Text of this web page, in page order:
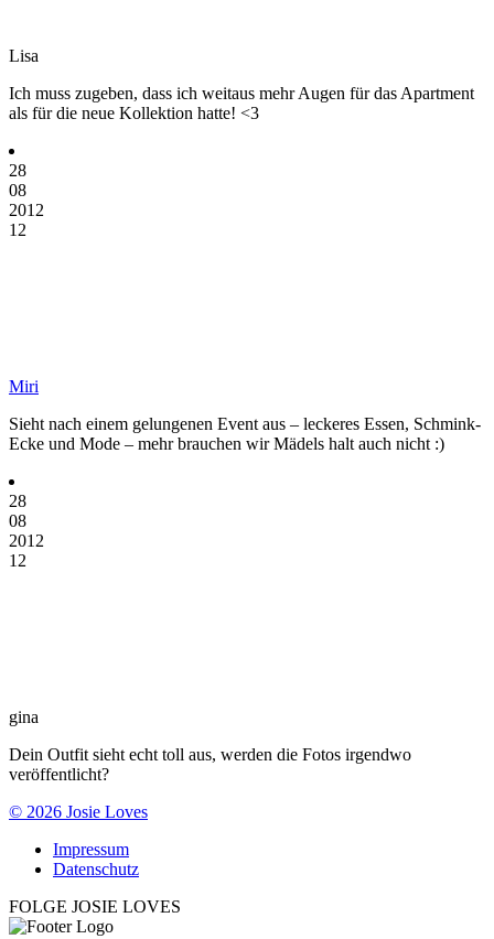
Lisa
Ich muss zugeben, dass ich weitaus mehr Augen für das Apartment
als für die neue Kollektion hatte! <3
28
08
2012
12
Miri
Sieht nach einem gelungenen Event aus – leckeres Essen, Schmink-
Ecke und Mode – mehr brauchen wir Mädels halt auch nicht :)
28
08
2012
12
gina
Dein Outfit sieht echt toll aus, werden die Fotos irgendwo
veröffentlicht?
© 2026 Josie Loves
Impressum
Datenschutz
FOLGE JOSIE LOVES